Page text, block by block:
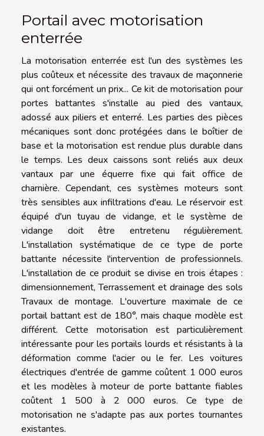
Portail avec motorisation
enterrée
La motorisation enterrée est l'un des systèmes les
plus coûteux et nécessite des travaux de maçonnerie
qui ont forcément un prix... Ce kit de motorisation pour
portes battantes s'installe au pied des vantaux,
adossé aux piliers et enterré. Les parties des pièces
mécaniques sont donc protégées dans le boîtier de
base et la motorisation est rendue plus durable dans
le temps. Les deux caissons sont reliés aux deux
vantaux par une équerre fixe qui fait office de
charnière. Cependant, ces systèmes moteurs sont
très sensibles aux infiltrations d'eau. Le réservoir est
équipé d'un tuyau de vidange, et le système de
vidange doit être entretenu régulièrement.
L'installation systématique de ce type de porte
battante nécessite l'intervention de professionnels.
L'installation de ce produit se divise en trois étapes :
dimensionnement, Terrassement et drainage des sols
Travaux de montage. L'ouverture maximale de ce
portail battant est de 180°, mais chaque modèle est
différent. Cette motorisation est particulièrement
intéressante pour les portails lourds et résistants à la
déformation comme l'acier ou le fer. Les voitures
électriques d'entrée de gamme coûtent 1 000 euros
et les modèles à moteur de porte battante fiables
coûtent 1 500 à 2 000 euros. Ce type de
motorisation ne s'adapte pas aux portes tournantes
existantes.